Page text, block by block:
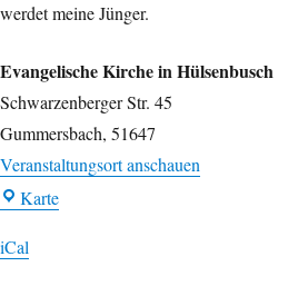
werdet meine Jünger.
Evangelische Kirche in Hülsenbusch
Schwarzenberger Str. 45
Gummersbach, 51647
Veranstaltungsort anschauen
Karte
iCal